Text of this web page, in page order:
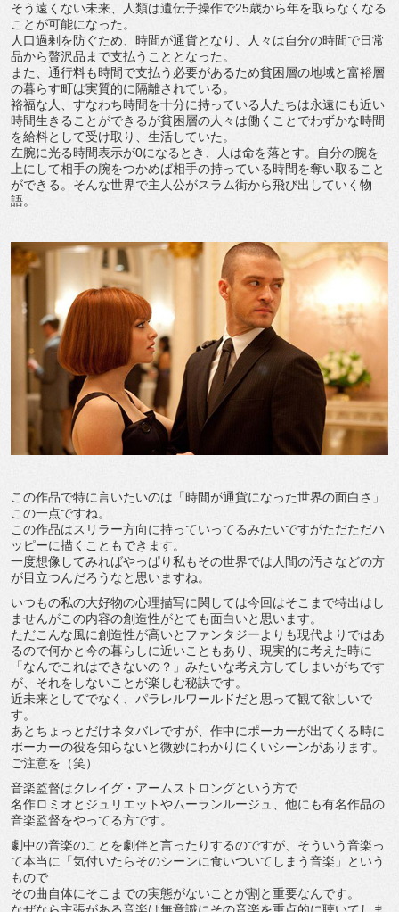
そう遠くない未来、人類は遺伝子操作で25歳から年を取らなくなる
ことが可能になった。
人口過剰を防ぐため、時間が通貨となり、人々は自分の時間で日常
品から贅沢品まで支払うこととなった。
また、通行料も時間で支払う必要があるため貧困層の地域と富裕層
の暮らす町は実質的に隔離されている。
裕福な人、すなわち時間を十分に持っている人たちは永遠にも近い
時間生きることができるが貧困層の人々は働くことでわずかな時間
を給料として受け取り、生活していた。
左腕に光る時間表示が0になるとき、人は命を落とす。自分の腕を
上にして相手の腕をつかめば相手の持っている時間を奪い取ること
ができる。そんな世界で主人公がスラム街から飛び出していく物
語。
この作品で特に言いたいのは「時間が通貨になった世界の面白さ」
この一点ですね。
この作品はスリラー方向に持っていってるみたいですがただただハ
ッピーに描くこともできます。
一度想像してみればやっぱり私もその世界では人間の汚さなどの方
が目立つんだろうなと思いますね。
いつもの私の大好物の心理描写に関しては今回はそこまで特出はし
ませんがこの内容の創造性がとても面白いと思います。
ただこんな風に創造性が高いとファンタジーよりも現代よりではあ
るので何かと今の暮らしに近いこともあり、現実的に考えた時に
「なんでこれはできないの？」みたいな考え方してしまいがちです
が、それをしないことが楽しむ秘訣です。
近未来としてでなく、パラレルワールドだと思って観て欲しいで
す。
あとちょっとだけネタバレですが、作中にポーカーが出てくる時に
ポーカーの役を知らないと微妙にわかりにくいシーンがあります。
ご注意を（笑）
音楽監督はクレイグ・アームストロングという方で
名作ロミオとジュリエットやムーランルージュ、他にも有名作品の
音楽監督をやってる方です。
劇中の音楽のことを劇伴と言ったりするのですが、そういう音楽っ
て本当に「気付いたらそのシーンに食いついてしまう音楽」という
もので
その曲自体にそこまでの実態がないことが割と重要なんです。